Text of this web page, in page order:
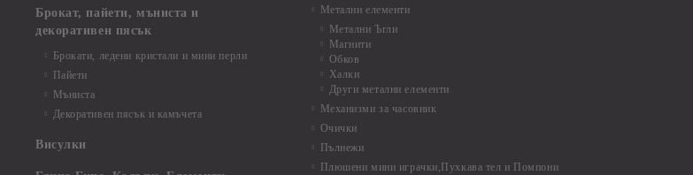
Брокат, пайети, мъниста и
декоративен пясък
Брокати, ледени кристали и мини перли
Пайети
Мъниста
Декоративен пясък и камъчета
Висулки
Метални елементи
Метални Ъгли
Магнити
Обков
Халки
Други метални елементи
Механизми за часовник
Очички
Пълнежи
Плюшени мини играчки,Пухкава тел и Помпони